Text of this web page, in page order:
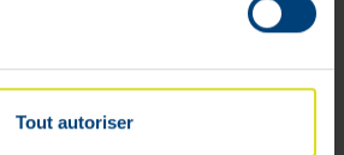
Tout autoriser